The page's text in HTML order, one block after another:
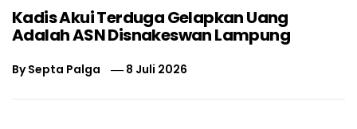
Kadis Akui Terduga Gelapkan Uang
Adalah ASN Disnakeswan Lampung
BySepta Palga 8 Juli 2026